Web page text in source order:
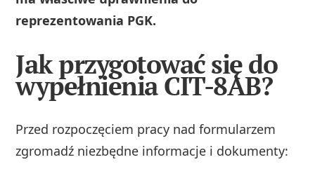
reprezentowania PGK.
Jak przygotować się do
wypełnienia CIT-8AB?
Przed rozpoczęciem pracy nad formularzem
zgromadź niezbędne informacje i dokumenty: